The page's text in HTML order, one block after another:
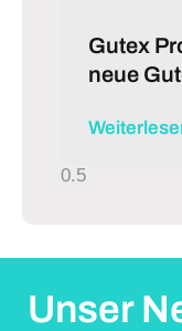
Gutex
neue
Unser